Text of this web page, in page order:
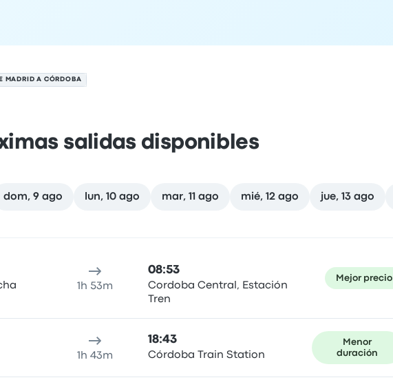
MADRID A CÓRDOBA
salidas disponibles
dom, 9 ago lun, 10 ago mar, 11 ago mié, 12 ago jue, 13 ago
1h 53m
08:53
Cordoba Central, Estación
Tren
Mejor precio
1h 43m
18:43
Córdoba Train Station
Menor
duración